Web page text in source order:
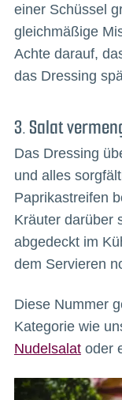
einer Schüssel
gleichmäßige
Achte darauf,
das Dressing
3. Salat
Das Dressing
und alles
Paprikastreifen
Kräuter darüber
abgedeckt im
dem Servieren
Diese Nummer
Kategorie wie
Nudelsalatoder